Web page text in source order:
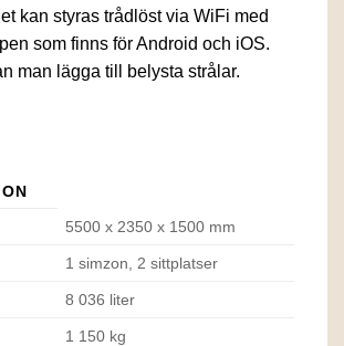
kan styras trådlöst via WiFi med
som finns för Android och iOS.
man lägga till belysta strålar.
5500 x 2350 x 1500 mm
1 simzon, 2 sittplatser
8 036 liter
1 150 kg